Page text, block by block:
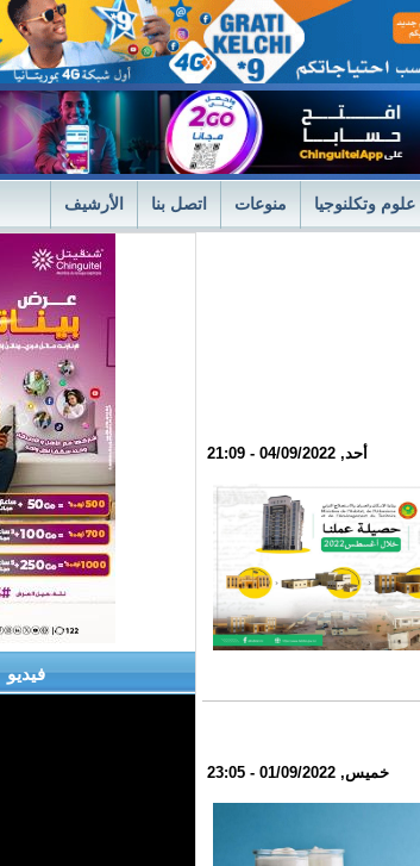
علوم وتكلنوجيا منوعات اتصل بنا الأرشيف
بتقنية الليزر الحديثة
الموسع لتسليم جوائز "التميز" في نسختها الأولى 2024
فيديو
أحد, 04/09/2022 - 21:09
خميس, 01/09/2022 - 23:05